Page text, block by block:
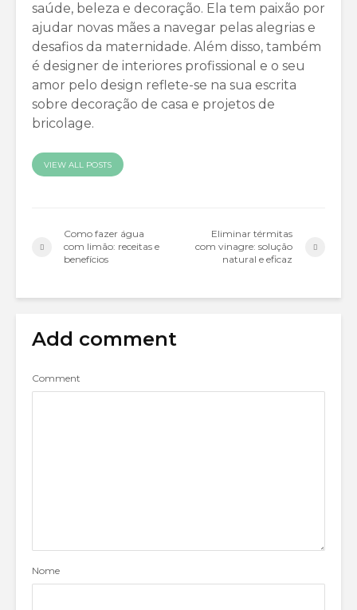
saúde, beleza e decoração. Ela tem paixão por
ajudar novas mães a navegar pelas alegrias e
desafios da maternidade. Além disso, também
é designer de interiores profissional e o seu
amor pelo design reflete-se na sua escrita
sobre decoração de casa e projetos de
bricolage.
VIEW ALL POSTS
Como fazer água
com limão: receitas e
benefícios
Eliminar térmitas
com vinagre: solução
natural e eficaz
Add comment
Comment
Nome